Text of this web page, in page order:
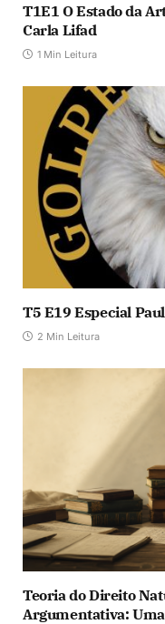
T1E1 O Estado da
Carla Lifad
1 Min Leitura
T5 E19 Especial
2 Min Leitura
Teoria do Direito
Argumentativa: